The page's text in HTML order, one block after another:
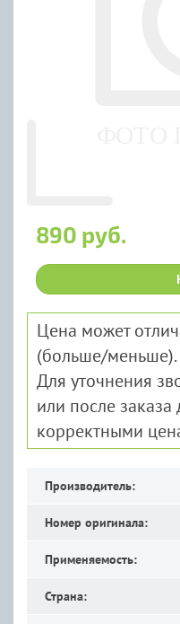
890 руб.
Цена может
(больше/меньше).
Для уточнения
или после
корректными
Производитель:
Номер оригинала:
Применяемость:
Страна: